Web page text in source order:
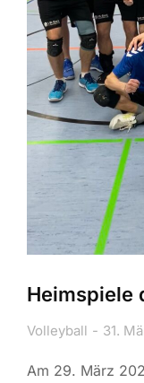
Heimspiele
Volleyball 31.
Am 29. März